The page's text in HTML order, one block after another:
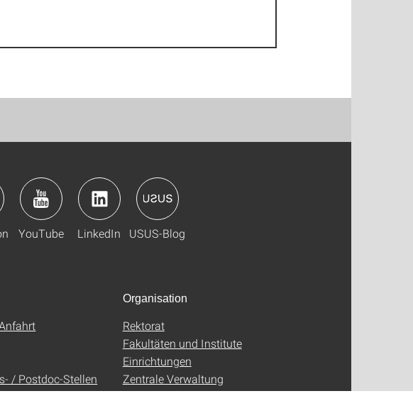
YouTube LinkedIn USUS-Blog
/ Postdoc-Stellen
Organisation
Rektorat
Fakultäten und Institute
Einrichtungen
Zentrale Verwaltung